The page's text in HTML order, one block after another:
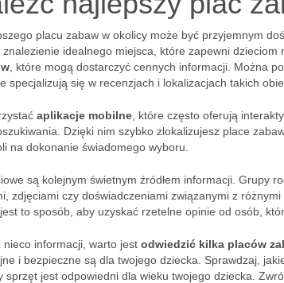
placu zabaw w okolicy może być przyjemnym
idealnego miejsca, które zapewni dzieciom
, które mogą dostarczyć cennych informacji. Można
specjalizują się w recenzjach i lokalizacjach takich
aplikacje mobilne , które często oferują
Dzięki nim szybko zlokalizujesz place
na dokonanie świadomego wyboru.
są kolejnym świetnym źródłem informacji. Grupy
zdjęciami czy doświadczeniami związanymi z
to sposób, aby uzyskać rzetelne opinie od osób,
nieco informacji, warto jest odwiedzić kilka placów
i bezpieczne są dla twojego dziecka. Sprawdzaj,
sprzęt jest odpowiedni dla wieku twojego dziecka.